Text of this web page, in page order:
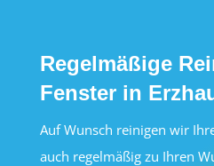
Regelmäßige
Fenster in
Auf Wunsch reinigen wir
auch regelmäßig zu Ihren